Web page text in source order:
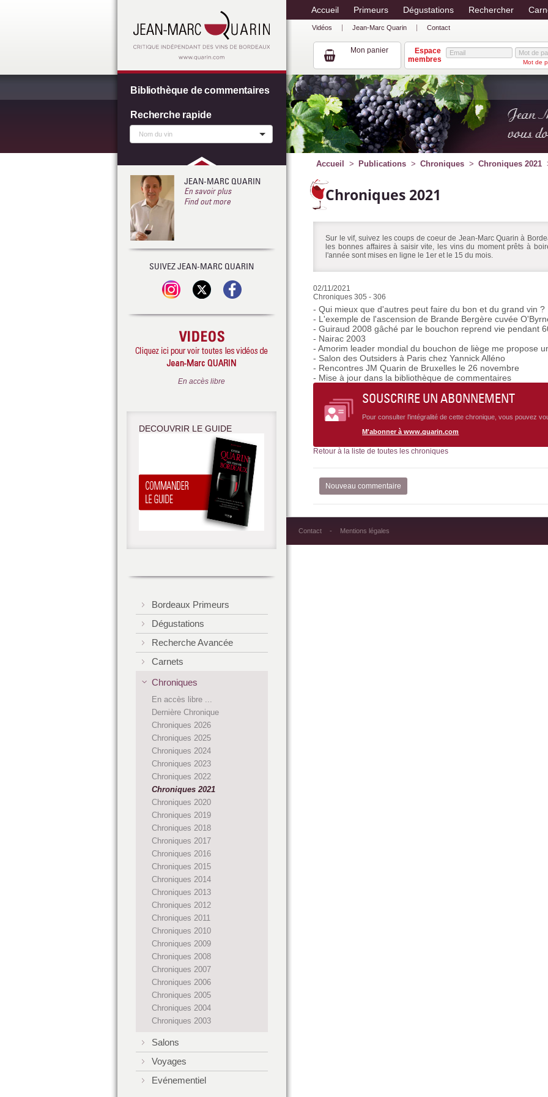
Accueil Primeurs Dégustations Rechercher
Vidéos Jean-Marc Quarin Contact
Mon panier
Mot de
Espace
membres
Accueil Publications Chroniques Chroniques 2021
Chroniques 2021
Sur le vif, suivez les coups de coeur de Jean-Marc Quarin à
les bonnes affaires à saisir vite, les vins du moment prêts à
l'année sont mises en ligne le 1er et le 15 du mois.
02/11/2021
Chroniques 305 - 306
- Qui mieux que d'autres peut faire du bon et du grand vin ?
- L'exemple de l'ascension de Brande Bergère cuvée
- Guiraud 2008 gâché par le bouchon reprend vie pendant
- Nairac 2003
- Amorim leader mondial du bouchon de liège me propose
- Salon des Outsiders à Paris chez Yannick Alléno
- Rencontres JM Quarin de Bruxelles le 26 novembre
- Mise à jour dans la bibliothèque de commentaires
SOUSCRIRE UN ABONNEMENT
Pour consulter l'intégralité de cette chronique, vous pouvez
M'abonner à www.quarin.com
Retour à la liste de toutes les chroniques
Nouveau commentaire
Contact Mentions légales
Bibliothèque de commentaires
Recherche rapide
JEAN-MARC QUARIN
En savoir plus
Find out more
SUIVEZ JEAN-MARC QUARIN
En accès libre
DECOUVRIR LE GUIDE
Bordeaux Primeurs
Dégustations
Recherche Avancée
Carnets
Chroniques
En accès libre ...
Dernière Chronique
Chroniques 2026
Chroniques 2025
Chroniques 2024
Chroniques 2023
Chroniques 2022
Chroniques 2021
Chroniques 2020
Chroniques 2019
Chroniques 2018
Chroniques 2017
Chroniques 2016
Chroniques 2015
Chroniques 2014
Chroniques 2013
Chroniques 2012
Chroniques 2011
Chroniques 2010
Chroniques 2009
Chroniques 2008
Chroniques 2007
Chroniques 2006
Chroniques 2005
Chroniques 2004
Chroniques 2003
Salons
Voyages
Evénementiel